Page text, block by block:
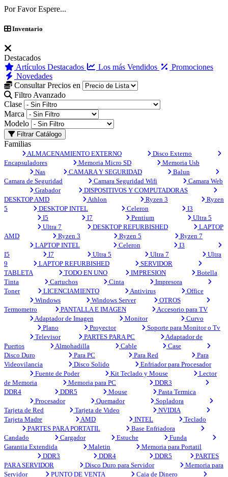
Por Favor Espere...
Inventario
Destacados
Artículos Destacados
Los más Vendidos
Promociones
Novedades
Consultar Precios en
Filtro Avanzado
Clase
Marca
Modelo
Filtrar Catálogo
Familias
ALMACENAMIENTO EXTERNO
Disco Externo
Encapsuladores
Memoria Micro SD
Memoria Usb
Nas
CAMARA Y SEGURIDAD
Balun
Camara de Seguridad
Camara Seguridad Wifi
Camara Web
Grabador
DISPOSITIVOS Y COMPUTADORAS
DESKTOP AMD
Athlon Ryzen 3
Ryzen
5
DESKTOP INTEL Celeron
I3
I5
I7 Pentium
Ultra 5
Ultra 7
DESKTOP REFURBISHED
LAPTOP
AMD
Ryzen 3 Ryzen 5
Ryzen 7
LAPTOP INTEL
Celeron
I3
I5
I7 Ultra 5 Ultra 7
Ultra
9
LAPTOP REFURBISHED
SERVIDOR
TABLETA
TODO EN UNO IMPRESION
Botella
Tinta
Cartuchos Cinta
Impresora
Toner
LICENCIAMIENTO Antivirus
Office
Windows
Windows Server
OTROS
Termometro
PANTALLA E IMAGEN
Accesorio para TV
Adaptador de Imagen
Monitor
Curvo
Plano
Proyector
Soporte para Monitor o Tv
Televisor
PARTES PARA PC
Adaptador de
Puertos
Almohadilla Cable
Case
Disco Duro
Para PC Para Red
Para
Videovilancia
Disco Solido
Enfriador para Procesador
Fuente de Poder
Kit Teclado y Mouse
Lector
de Memoria
Memoria para PC
DDR3
DDR4
DDR5 Mouse
Pasta Termica
Procesador
Quemador
Sopladora
Tarjeta de Red
Tarjeta de Video
NVIDIA
Tarjeta Madre
AMD INTEL
Teclado
PARTES PARA PORTATIL
Base Enfriadora
Candado
Cargador Estuche
Funda
Garantia Extendida
Maletin
Memoria para Portatil
DDR3
DDR4 DDR5
PARTES
PARA SERVIDOR
Disco Duro para Servidor
Memoria para
Servidor
PUNTO DE VENTA Caja de Dinero